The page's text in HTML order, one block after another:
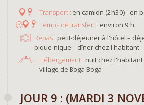
en camion (2h30) - en
environ 9 h
Repas : petit-déjeuner à l'hôtel –
pique-nique – dîner chez l'habitant
Hébergement : nuit chez l'habitant
village de Boga Boga
​JOUR 9 : (MARDI 3